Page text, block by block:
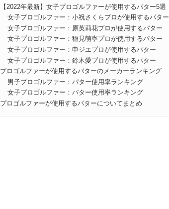
【2022年最新】女子プロゴルファーが使用するパター5選
女子プロゴルファー：小祝さくらプロが使用するパター
女子プロゴルファー：原英莉花プロが使用するパター
女子プロゴルファー：稲見萌寧プロが使用するパター
女子プロゴルファー：申ジエプロが使用するパター
女子プロゴルファー：鈴木愛プロが使用するパター
プロゴルファーが使用するパターのメーカーランキング
男子プロゴルファー：パター使用率ランキング
女子プロゴルファー：パター使用率ランキング
プロゴルファーが使用するパターについてまとめ